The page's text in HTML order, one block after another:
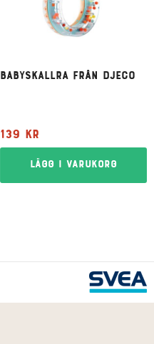
Babyskallra från Djeco
139 kr
Lägg i varukorg